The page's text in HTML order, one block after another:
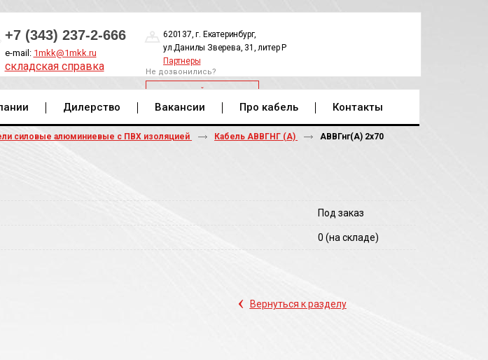
+7 (343) 237-2-666
e-mail: 1mkk@1mkk.ru
складская справка
620137, г. Екатеринбург,
ул.Данилы Зверева, 31, литер Р
Партнеры
Не дозвонились?
ОБРАТНЫЙ ЗВОНОК
Дилерство Вакансии Про кабель Контакты
силовые алюминиевые с ПВХ изоляцией Кабель АВВГНГ (А) АВВГнг(A) 2х70
Под заказ
0 (на складе)
‹ Вернуться к разделу